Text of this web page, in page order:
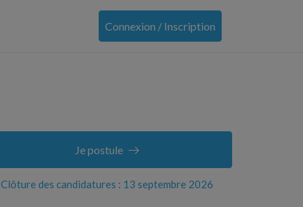
Connexion / Inscription
Clôture des candidatures : 13 septembre 2026
Je postule